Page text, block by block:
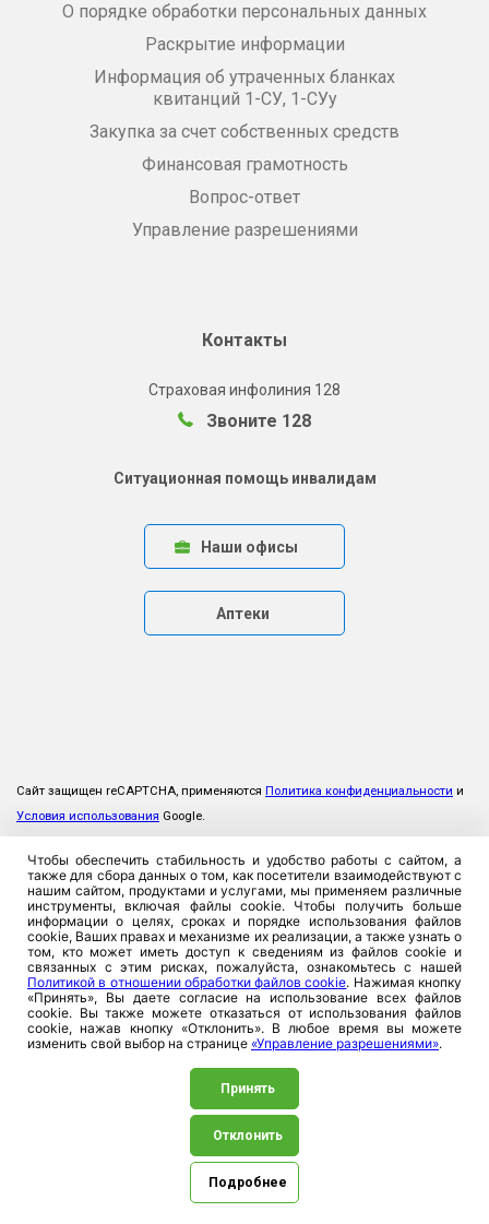
О порядке обработки персональных данных
Раскрытие информации
Информация об утраченных бланках
квитанций 1-СУ, 1-СУу
Закупка за счет собственных средств
Финансовая грамотность
Вопрос-ответ
Управление разрешениями
Контакты
Страховая инфолиния 128
Звоните 128
Ситуационная помощь инвалидам
Наши офисы
Аптеки
Сайт защищен reCAPTCHA, применяются Политика конфиденциальности и
Условия использования Google.
©2026. ЗАСО «Промтрансинвест», 220026, Республика
Беларусь, г. Минск, ул. Плеханова, 8. УНП 100357923
Чтобы обеспечить стабильность и удобство работы с сайтом, а
также для сбора данных о том, как посетители взаимодействуют с
нашим сайтом, продуктами и услугами, мы применяем различные
инструменты, включая файлы cookie. Чтобы получить больше
информации о целях, сроках и порядке использования файлов
cookie, Ваших правах и механизме их реализации, а также узнать о
том, кто может иметь доступ к сведениям из файлов cookie и
связанных с этим рисках, пожалуйста, ознакомьтесь с нашей
Политикой в отношении обработки файлов cookie. Нажимая кнопку
«Принять», Вы даете согласие на использование всех файлов
cookie. Вы также можете отказаться от использования файлов
cookie, нажав кнопку «Отклонить». В любое время вы можете
изменить свой выбор на странице «Управление разрешениями».
Принять
Отклонить
Подробнее